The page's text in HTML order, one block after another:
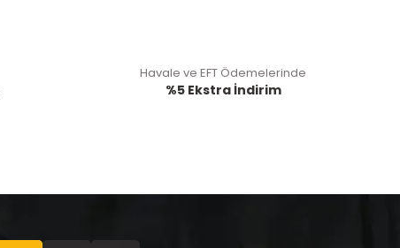
Havale ve EFT Ödemelerinde
%5 Ekstra İndirim